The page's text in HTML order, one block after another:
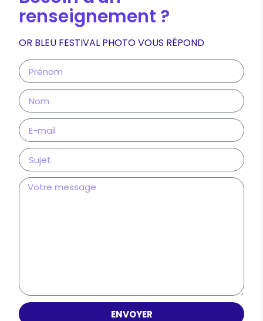
renseignement ?
OR BLEU FESTIVAL PHOTO VOUS RÉPOND
ENVOYER